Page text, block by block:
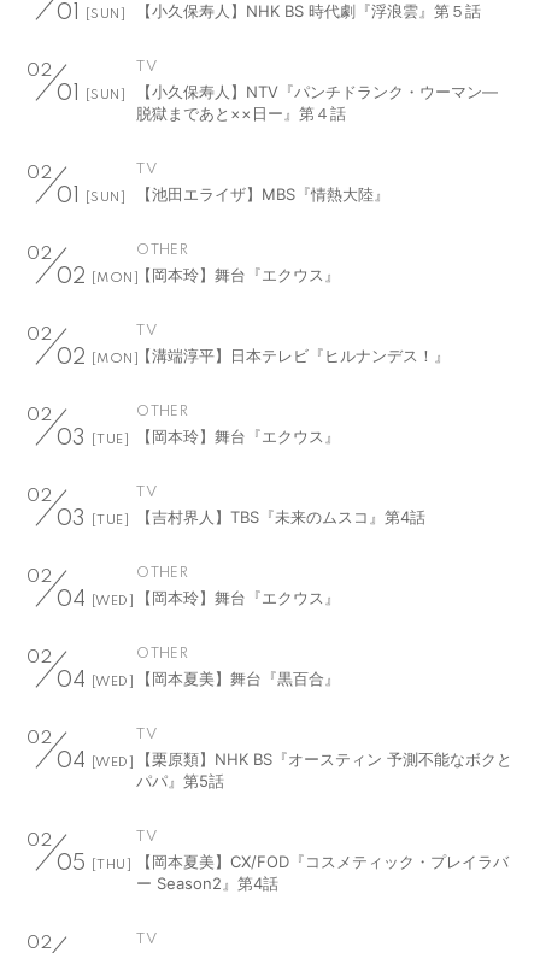
01 [SUN] 【小久保寿人】NHK BS 時代劇『浮浪雲』第５話
02
01 [SUN]
TV
【小久保寿人】NTV『パンチドランク・ウーマン―
脱獄まであと××日ー』第４話
02
01 [SUN]
TV
【池田エライザ】MBS『情熱大陸』
02
02 [MON]
OTHER
【岡本玲】舞台『エクウス』
02
02 [MON]
TV
【溝端淳平】日本テレビ『ヒルナンデス！』
02
03 [TUE]
OTHER
【岡本玲】舞台『エクウス』
02
03 [TUE]
TV
【吉村界人】TBS『未来のムスコ』第4話
02
04 [WED]
OTHER
【岡本玲】舞台『エクウス』
02
04 [WED]
OTHER
【岡本夏美】舞台『黒百合』
02
04 [WED]
TV
【栗原類】NHK BS『オースティン 予測不能なボクと
パパ』第5話
02
05 [THU]
TV
【岡本夏美】CX/FOD『コスメティック・プレイラバ
ー Season2』第4話
02 TV